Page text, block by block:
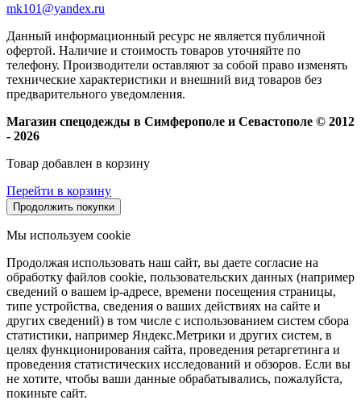
mk101@yandex.ru
Данный информационный ресурс не является публичной
офертой. Наличие и стоимость товаров уточняйте по
телефону. Производители оставляют за собой право изменять
технические характеристики и внешний вид товаров без
предварительного уведомления.
Магазин спецодежды в Симферополе и Севастополе © 2012
- 2026
Товар добавлен в корзину
Перейти в корзину
Продолжить покупки
Мы используем cookie
Продолжая использовать наш сайт, вы даете согласие на
обработку файлов cookie, пользовательских данных (например
сведений о вашем ip-адресе, времени посещения страницы,
типе устройства, сведения о ваших действиях на сайте и
других сведений) в том числе с использованием систем сбора
статистики, например Яндекс.Метрики и других систем, в
целях функционирования сайта, проведения ретаргетинга и
проведения статистических исследований и обзоров. Если вы
не хотите, чтобы ваши данные обрабатывались, пожалуйста,
покиньте сайт.